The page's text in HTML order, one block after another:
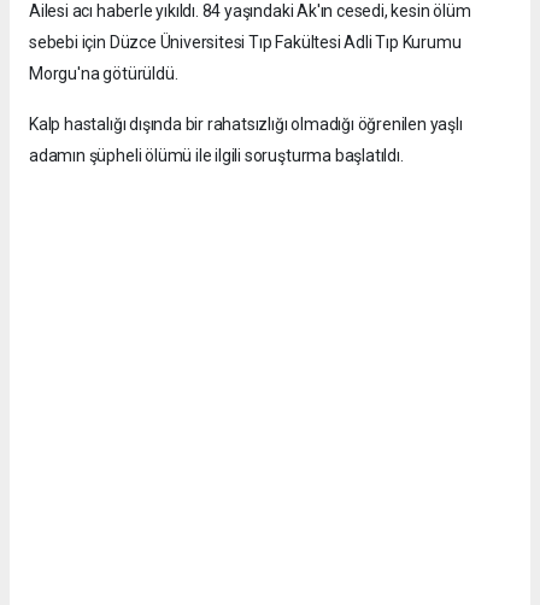
Ailesi acı haberle yıkıldı. 84 yaşındaki Ak'ın cesedi, kesin ölüm
sebebi için Düzce Üniversitesi Tıp Fakültesi Adli Tıp Kurumu
Morgu'na götürüldü.
Kalp hastalığı dışında bir rahatsızlığı olmadığı öğrenilen yaşlı
adamın şüpheli ölümü ile ilgili soruşturma başlatıldı.